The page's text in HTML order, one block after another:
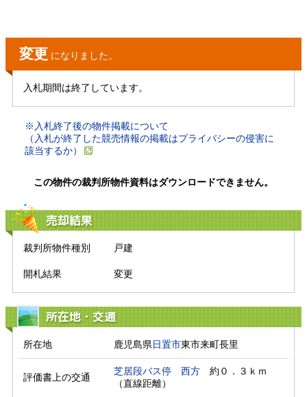
変更 になりました。
入札期間は終了しています。
※入札終了後の物件掲載について
（入札が終了した競売情報の掲載はプライバシーの侵害に
該当するか）
この物件の裁判所物件資料はダウンロードできません。
売却結果
裁判所物件種別 戸建
開札結果 変更
所在地・交通
所在地 鹿児島県日置市東市来町長里
評価書上の交通
芝居段バス停 西方 約０．３ｋｍ
（直線距離）